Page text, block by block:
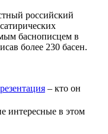
российский
баснописцем в
более 230 басен.
– кто он
интересные в этом